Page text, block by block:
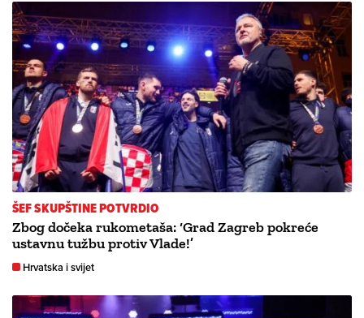
ŠEF SKUPŠTINE POTVRDIO
Zbog dočeka rukometaša: ‘Grad Zagreb pokreće
ustavnu tužbu protiv Vlade!’
Hrvatska i svijet